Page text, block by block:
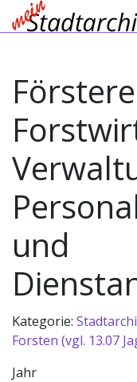
und
Kategorie:
Forsten (vgl. 13.07
Jahr